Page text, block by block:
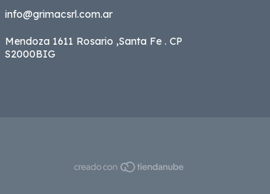
info@grimacsrl.com.ar
Mendoza 1611 Rosario ,Santa Fe . CP
S2000BIG